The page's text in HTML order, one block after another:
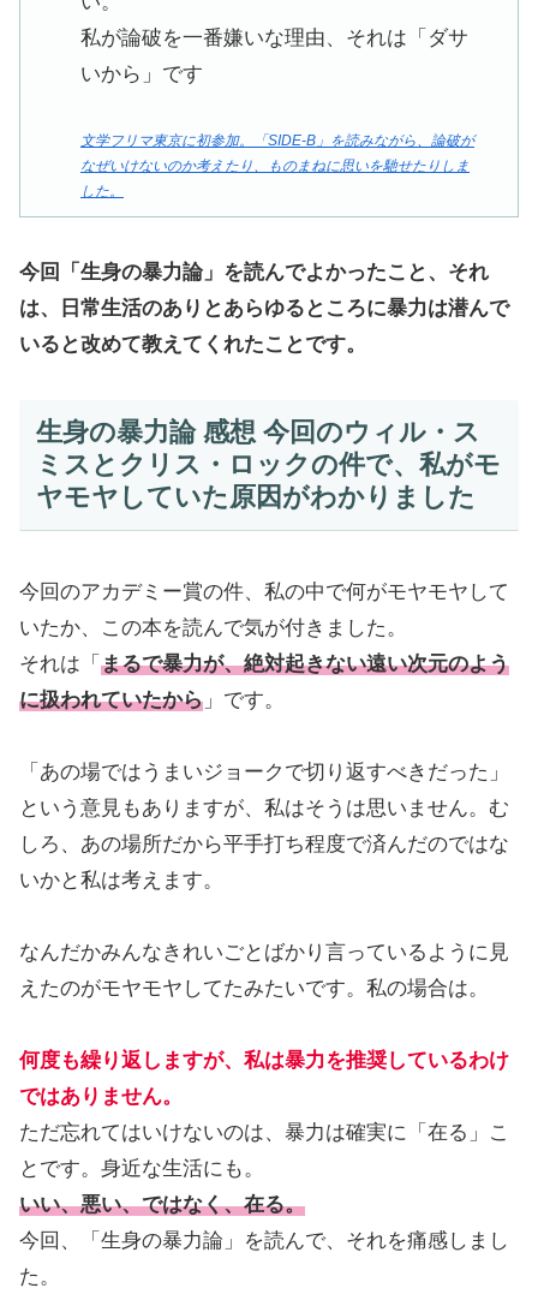
私が論破を一番嫌いな理由、それは「ダサ
いから」です
文学フリマ東京に初参加。「SIDE-B」を読みながら、論破が
なぜいけないのか考えたり、ものまねに思いを馳せたりしま
した。
今回「生身の暴力論」を読んでよかったこと、それ
は、日常生活のありとあらゆるところに暴力は潜んで
いると改めて教えてくれたことです。
生身の暴力論 感想 今回のウィル・ス
ミスとクリス・ロックの件で、私がモ
ヤモヤしていた原因がわかりました
今回のアカデミー賞の件、私の中で何がモヤモヤして
いたか、この本を読んで気が付きました。
それは「 まるで暴力が、絶対起きない遠い次元のよう
に扱われていたから 」です。
「あの場ではうまいジョークで切り返すべきだった」
という意見もありますが、私はそうは思いません。む
しろ、あの場所だから平手打ち程度で済んだのではな
いかと私は考えます。
なんだかみんなきれいごとばかり言っているように見
えたのがモヤモヤしてたみたいです。私の場合は。
何度も繰り返しますが、私は暴力を推奨しているわけ
ではありません。
ただ忘れてはいけないのは、暴力は確実に「在る」こ
とです。身近な生活にも。
いい、悪い、ではなく、在る。
今回、「生身の暴力論」を読んで、それを痛感しまし
た。